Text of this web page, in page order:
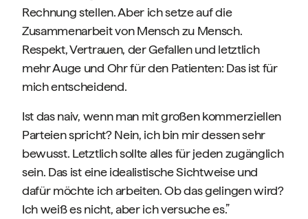
Rechnung stellen. Aber ich setze auf die
Zusammenarbeit von Mensch zu Mensch.
Respekt, Vertrauen, der Gefallen und letztlich
mehr Auge und Ohr für den Patienten: Das ist für
mich entscheidend.
Ist das naiv, wenn man mit großen kommerziellen
Parteien spricht? Nein, ich bin mir dessen sehr
bewusst. Letztlich sollte alles für jeden zugänglich
sein. Das ist eine idealistische Sichtweise und
dafür möchte ich arbeiten. Ob das gelingen wird?
Ich weiß es nicht, aber ich versuche es.”